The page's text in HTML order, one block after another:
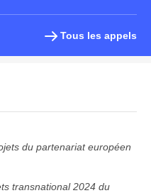
Tous les appels
du partenariat européen
transnational 2024 du